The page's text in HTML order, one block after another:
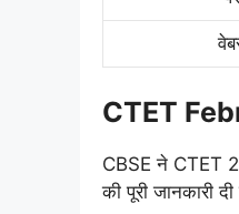
CTET
CBSE ने CTET
की पूरी जानकारी